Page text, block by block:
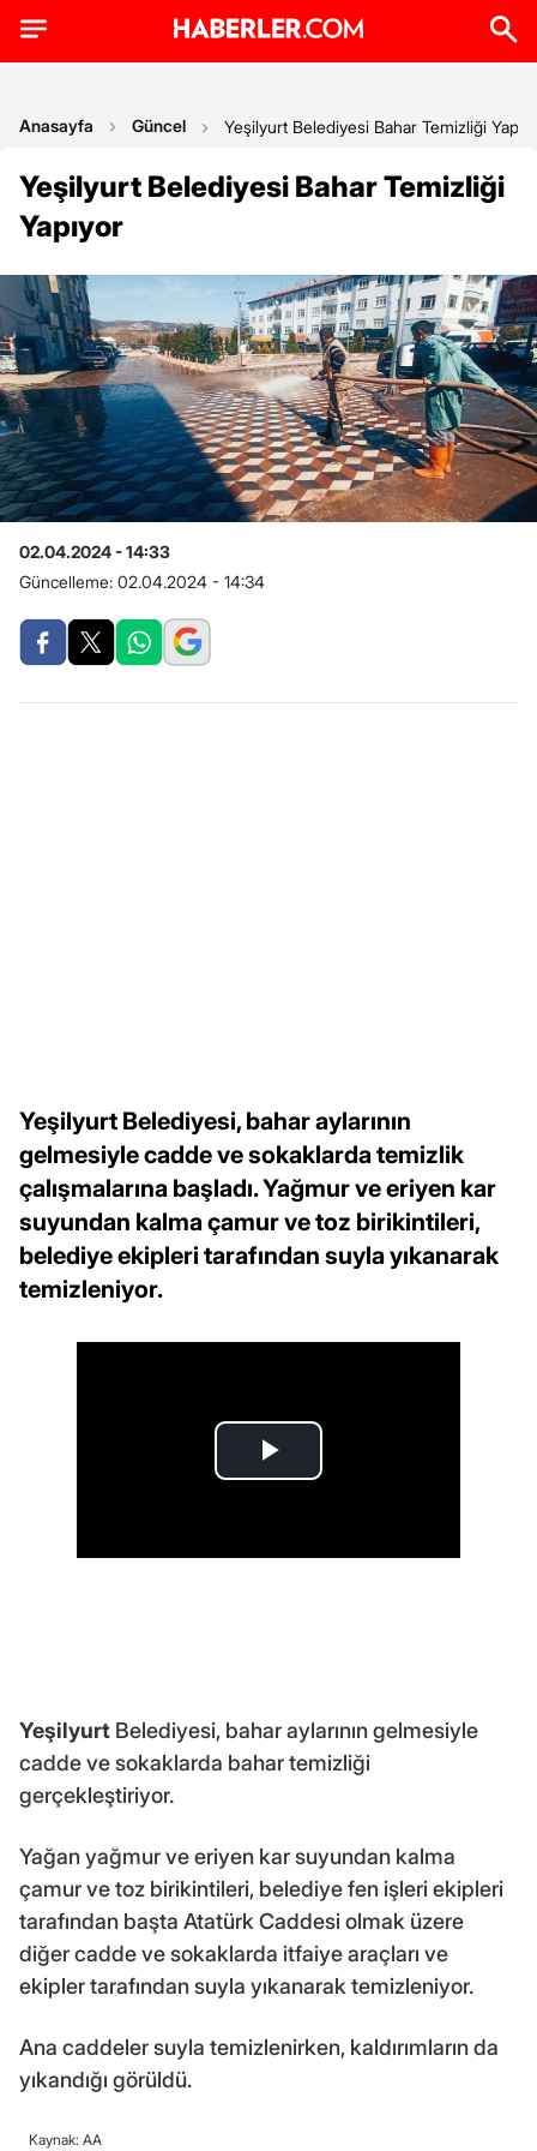
Anasayfa Güncel Yeşilyurt Belediyesi Bahar Temizliği
Yeşilyurt Belediyesi Bahar Temizliği
Yapıyor
02.04.2024 - 14:33
Güncelleme: 02.04.2024 - 14:34
Yeşilyurt Belediyesi, bahar aylarının
gelmesiyle cadde ve sokaklarda temizlik
çalışmalarına başladı. Yağmur ve eriyen kar
suyundan kalma çamur ve toz birikintileri,
belediye ekipleri tarafından suyla yıkanarak
temizleniyor.
Yeşilyurt Belediyesi, bahar aylarının gelmesiyle
cadde ve sokaklarda bahar temizliği
gerçekleştiriyor.
Yağan yağmur ve eriyen kar suyundan kalma
çamur ve toz birikintileri, belediye fen işleri ekipleri
tarafından başta Atatürk Caddesi olmak üzere
diğer cadde ve sokaklarda itfaiye araçları ve
ekipler tarafından suyla yıkanarak temizleniyor.
Ana caddeler suyla temizlenirken, kaldırımların da
yıkandığı görüldü.
Kaynak: AA